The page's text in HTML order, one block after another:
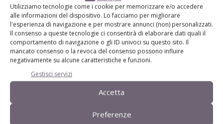
Utilizziamo tecnologie come i cookie per memorizzare e/o accedere
alle informazioni del dispositivo. Lo facciamo per migliorare
l'esperienza di navigazione e per mostrare annunci (non) personalizzati.
Il consenso a queste tecnologie ci consentirà di elaborare dati quali il
comportamento di navigazione o gli ID univoci su questo sito. Il
mancato consenso o la revoca del consenso possono influire
negativamente su alcune caratteristiche e funzioni.
Gestisci servizi
Accetta
Preferenze
Dalla stessa categoria
ALLEVAMENTO 20 Luglio 2026
Quali disinfettanti scegliere
Contro un virus infido e stabile, non serve cercare un prodotto
specifico ma un disinfettante con azione virucida generale